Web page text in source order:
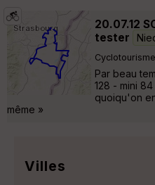
20.07.12
tester
Cyclotourisme
Par beau
128 - mini
quoiqu'on
même »
Villes